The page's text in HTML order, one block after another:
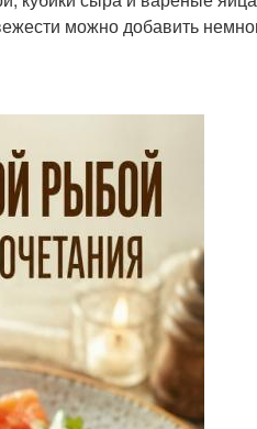
можно добавить